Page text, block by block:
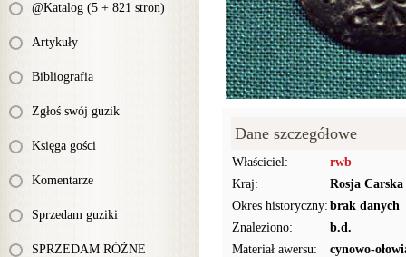
@Katalog (5 + 821 stron)
Artykuły
Bibliografia
Zgłoś swój guzik
Księga gości
Komentarze
Sprzedam guziki
SPRZEDAM RÓŻNE
Dane szczegółowe
Właściciel:
rwb
Kraj:
Rosja Carska
Okres historyczny: brak danych
Znaleziono:
b.d.
Materiał awersu:
cynowo-